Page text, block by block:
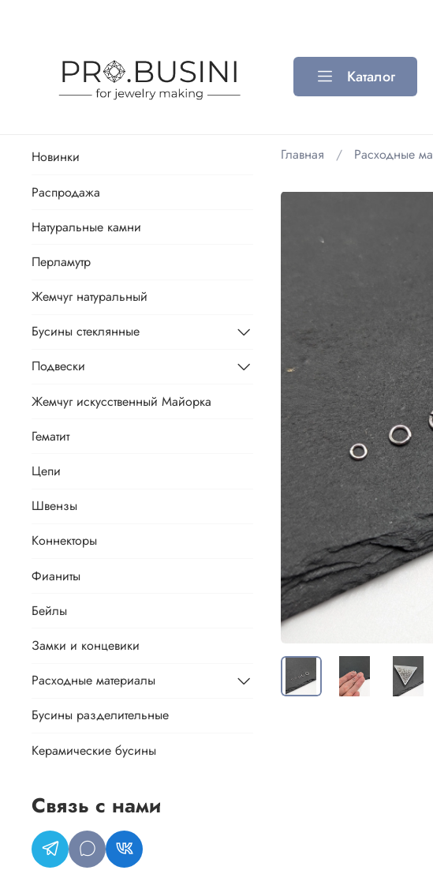
Каталог
Главная Расходные
Новинки
Распродажа
Натуральные камни
Перламутр
Жемчуг натуральный
Бусины стеклянные
Подвески
Жемчуг искусственный Майорка
Гематит
Цепи
Швензы
Коннекторы
Фианиты
Бейлы
Замки и концевики
Расходные материалы
Бусины разделительные
Керамические бусины
Связь с нами